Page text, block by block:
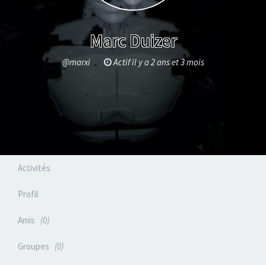
Marc Duizer
@marxi Actif il y a 2 ans et 3 mois
Activités
Profil
Amis 0
Groupes 0